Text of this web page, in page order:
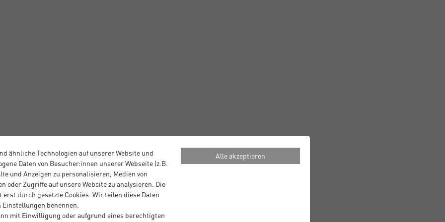
ähnliche Technologien auf unserer Website und
Daten von Besucher:innen unserer Webseite (z.B.
und Anzeigen zu personalisieren, Medien von
oder Zugriffe auf unsere Website zu analysieren. Die
durch gesetzte Cookies. Wir teilen diese Daten
benennen.
mit Einwilligung oder aufgrund eines berechtigten
Alle akzeptieren